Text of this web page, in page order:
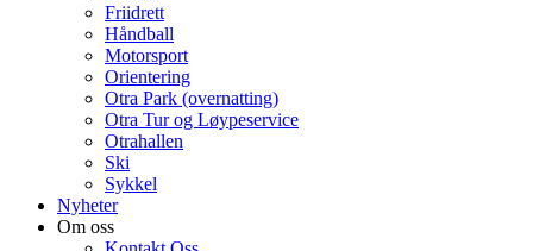
Friidrett
Håndball
Motorsport
Orientering
Otra Park (overnatting)
Otra Tur og Løypeservice
Otrahallen
Ski
Sykkel
Nyheter
Om oss